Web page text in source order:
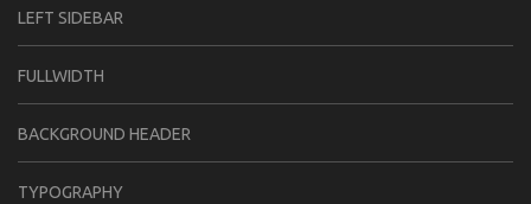
LEFT SIDEBAR
FULLWIDTH
BACKGROUND HEADER
TYPOGRAPHY